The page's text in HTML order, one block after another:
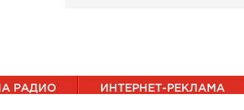
РАДИО ИНТЕРНЕТ-РЕКЛАМА